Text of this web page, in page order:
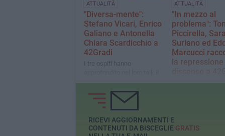
ATTUALITÀ
"Diversa-mente":
Stefano Vicari, Enrico
Galiano e Antonella
Chiara Scardicchio a
42Gradi
​I tre ospiti hanno
valore della diversità
rispetto alla "normalità" vista
come standard
ATTUALITÀ
"In mezzo al
problema":
Piccirella, Sara
Suriano ed
Marcucci
la repressione
dissenso a
L'esperienza con la
toccati durante la
RICEVI AGGIORNAMENTI E
CONTENUTI DA BISCEGLIE GRATIS